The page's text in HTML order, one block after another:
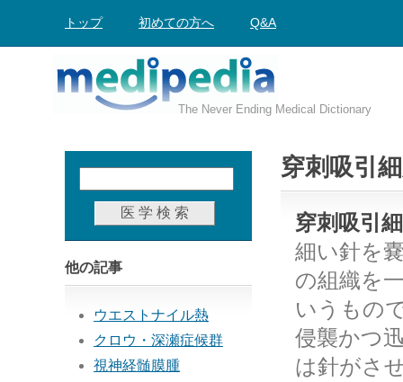
穿刺吸引
穿刺吸引
細い針を
の組織を
いうもの
侵襲かつ
は針がさ
他の記事
ウエストナイル熱
クロウ・深瀬症候群
視神経髄膜腫
トップ 初めての方へ Q&A
The Never Ending Medical Dictionary